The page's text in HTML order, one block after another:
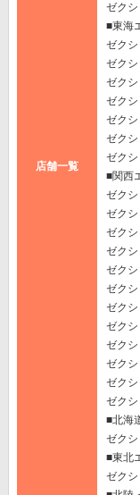
店舗一覧
ゼク
■東海
ゼク
ゼク
ゼク
ゼク
ゼク
ゼク
ゼク
■関西
ゼク
ゼク
ゼク
ゼク
ゼク
ゼク
ゼク
ゼク
ゼク
ゼク
ゼク
ゼク
■北海
ゼク
■東北
ゼク